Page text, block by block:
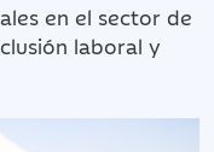
en el sector de
laboral y